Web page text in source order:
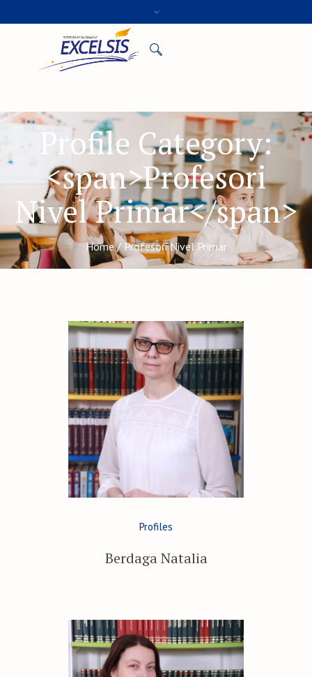
Profile Category:
<span>Profesori
Nivel Primar</span>
Home /Profesori Nivel Primar
Profiles
Berdaga Natalia